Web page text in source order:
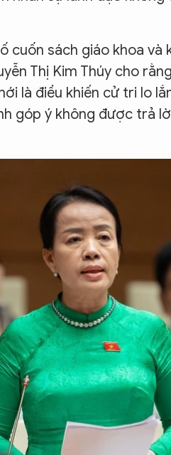
cuốn sách giáo khoa và
Thị Kim Thúy cho
là điều khiến cử tri lo
góp ý không được trả